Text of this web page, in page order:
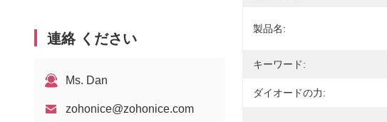
連絡 ください
Ms. Dan
zohonice@zohonice.com
製品名:
キーワード:
ダイオードの力: